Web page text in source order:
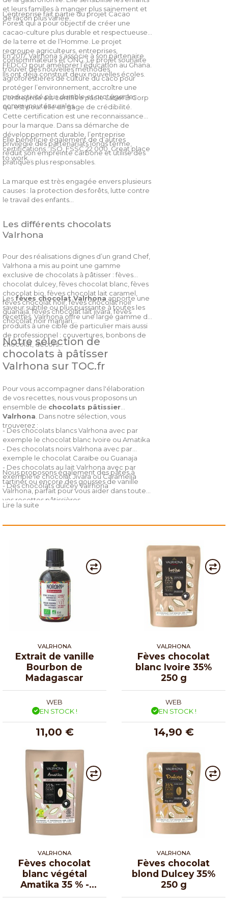
et leurs familles à manger plus sainement et
de façon plus variée.
L’entreprise fait partie du projet Cacao
Forest qui a pour objectif de créer une
cacao-culture plus durable et respectueuse
de la terre et de l’Homme. Le projet
regroupe agriculteurs, entreprises,
consommateurs et ONG. Le projet souhaite
trouver des nouvelles méthodes
agroforestières de culture du caco pour
protéger l’environnement, accroître une
productivité plus durable et protéger les
communautés rurales.
En 2017, Valrhona s’associe à son partenaire
FEDCO pour améliorer l’éducation au Ghana.
Ils ont déjà construit deux nouvelles écoles.
L’entreprise est certifiée par le Label B Corp
qui est pour elle un gage de crédibilité.
Cette certification est une reconnaissance
pour la marque. Dans sa démarche de
développement durable, l’entreprise
privilégie des partenariats longs terme,
réduit son empreinte carbone et utilise des
pratiques plus responsables.
Elle bénéficie également de d’autres
certifications : ISO, FSSC 22 000, Great place
to work…
La marque est très engagée envers plusieurs
causes : la protection des forêts, lutte contre
le travail des enfants…
Les différents chocolats
Valrhona
Pour des réalisations dignes d’un grand Chef,
Valrhona a mis au point une gamme
exclusive de chocolats à pâtisser : fèves
chocolat dulcey, fèves chocolat blanc, fèves
chocolat bio, fèves chocolat lait caramel,
fèves chocolat noir, fèves chocolat noir
guanaja, fèves chocolat lait jivara, fèves
chocolat noir manjari…
Lesfèves chocolat Valrhonaapporte une
saveur subtile ou plus puissante à toutes les
recettes. Valrhona offre une large gamme de
produits à une cible de particulier mais aussi
de professionnel : couvertures, bonbons de
chocolat, décors…
Notre sélection de
chocolats à pâtisser
Valrhona sur TOC.fr
Pour vous accompagner dans l'élaboration
de vos recettes, nous vous proposons un
ensemble de chocolats pâtissier
Valrhona . Dans notre sélection, vous
trouverez :
- Des chocolats blancs Valrhona avec par
exemple le chocolat blanc Ivoire ou Amatika
- Des chocolats noirs Valrhona avec par
exemple le chocolat Caraïbe ou Guanaja
- Des chocolats au lait Valrhona avec par
exemple le chocolat Jivara ou Caramelia
- Des chocolats dulcey Valrhona
Nous proposons également des pâtes à
tartiner ou encore des gousses de vanille
Valrhona, parfait pour vous aider dans toutes
vos recettes pâtissières.
Lire la suite
VALRHONA
Extrait de vanille
Bourbon de
Madagascar
WEB
EN STOCK !
11,00 €
VALRHONA
Fèves chocolat
blanc Ivoire 35%
250 g
WEB
EN STOCK !
14,90 €
VALRHONA
Fèves chocolat
blanc végétal
Amatika 35 % -
250g
VALRHONA
Fèves chocolat
blond Dulcey 35%
250 g